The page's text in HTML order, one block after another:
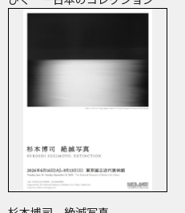
たどる画業と反響―